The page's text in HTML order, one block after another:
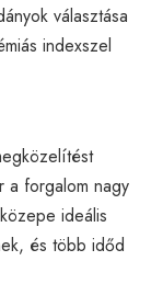
választása
indexszel
a forgalom nagy
ideális
és több időd